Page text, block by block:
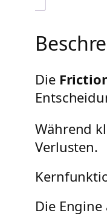
Die
Während
Verlusten.
Die